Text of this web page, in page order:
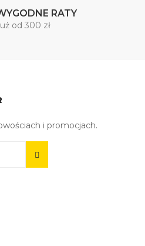
RATY
od 300 zł
i promocjach.